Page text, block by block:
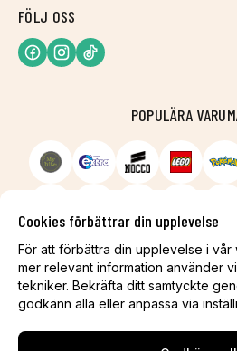
Cookies förbättrar din upplevelse
För att förbättra din upplevelse i
mer relevant information använder
tekniker. Bekräfta ditt samtyckte
godkänn alla eller anpassa via
FÖLJ OSS
POPULÄRA